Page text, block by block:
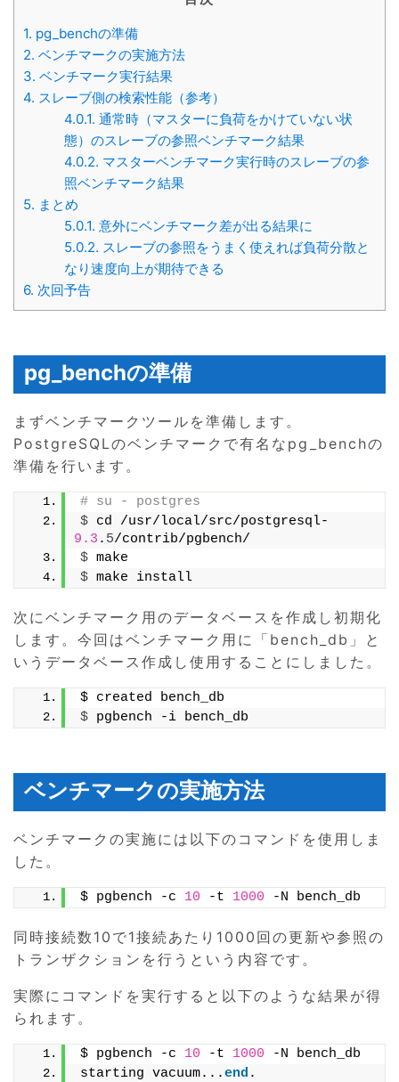
1. pg_benchの準備
2. ベンチマークの実施方法
3. ベンチマーク実行結果
4. スレーブ側の検索性能（参考）
4.0.1. 通常時（マスターに負荷をかけていない状
態）のスレーブの参照ベンチマーク結果
4.0.2. マスターベンチマーク実行時のスレーブの参
照ベンチマーク結果
5. まとめ
5.0.1. 意外にベンチマーク差が出る結果に
5.0.2. スレーブの参照をうまく使えれば負荷分散と
なり速度向上が期待できる
6. 次回予告
pg_benchの準備
まずベンチマークツールを準備します。
PostgreSQLのベンチマークで有名なpg_benchの
準備を行います。
# su - postgres
$ cd /usr/local/src/postgresql-
9.3 . 5/contrib/pgbench/
$ make
$ make install
次にベンチマーク用のデータベースを作成し初期化
します。今回はベンチマーク用に「bench_db」と
いうデータベース作成し使用することにしました。
$ created bench_db
$ pgbench -i bench_db
ベンチマークの実施方法
ベンチマークの実施には以下のコマンドを使用しま
した。
$ pgbench -c 10 -t 1000 -N bench_db
同時接続数10で1接続あたり1000回の更新や参照の
トランザクションを行うという内容です。
実際にコマンドを実行すると以下のような結果が得
られます。
$ pgbench -c 10 -t 1000 -N bench_db
starting vacuum...end .